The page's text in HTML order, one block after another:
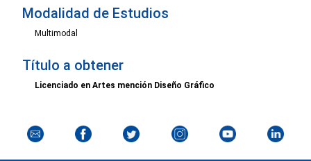
Modalidad de Estudios
Multimodal
Título a obtener
Licenciado en Artes mención Diseño Gráfico